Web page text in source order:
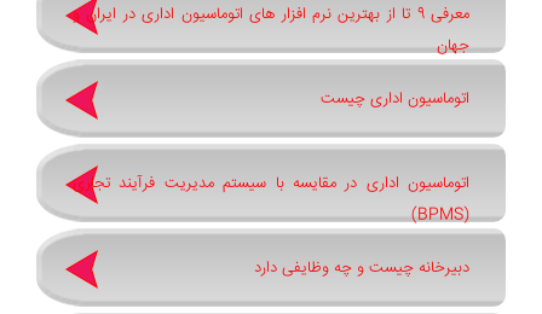
معرفی 9 تا از بهترین نرم افزار های اتوماسیون اداری در ایران و
جهان
اتوماسیون اداری چیست
اتوماسیون اداری در مقایسه با سیستم مدیریت فرآیند تجاری
(BPMS)
دبیرخانه چیست و چه وظایفی دارد